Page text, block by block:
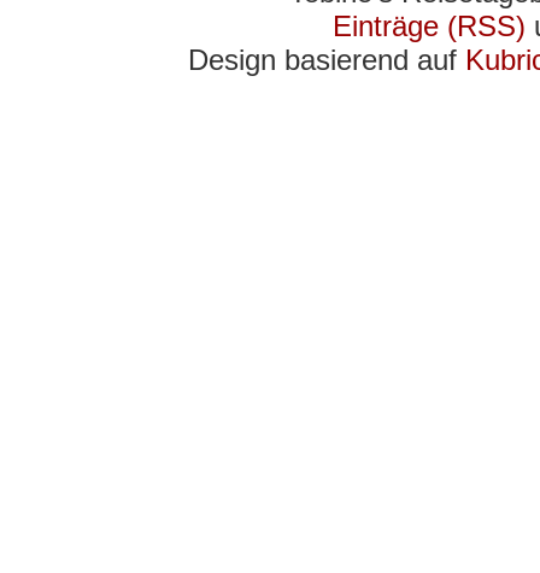
Einträge (RSS)
Design basierend auf